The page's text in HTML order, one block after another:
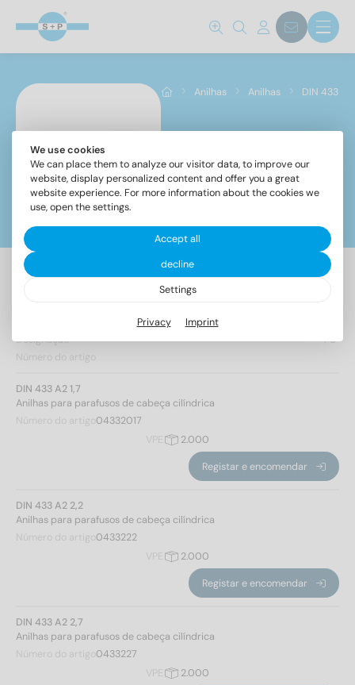
Anilhas Anilhas DIN 433
DIN 433
Designação
Número do artigo
PU
DIN 433 A2 1,7
Anilhas para parafusos de cabeça cilíndrica
Número do artigo 04332017
VPE
2.000
Registar e encomendar
DIN 433 A2 2,2
Anilhas para parafusos de cabeça cilíndrica
Número do artigo 0433222
VPE
2.000
Registar e encomendar
DIN 433 A2 2,7
Anilhas para parafusos de cabeça cilíndrica
Número do artigo 0433227
VPE
2.000
We use cookies
We can place them to analyze our visitor data, to improve our
website, display personalized content and offer you a great
website experience. For more information about the cookies we
use, open the settings.
Accept all
decline
Settings
Privacy Imprint